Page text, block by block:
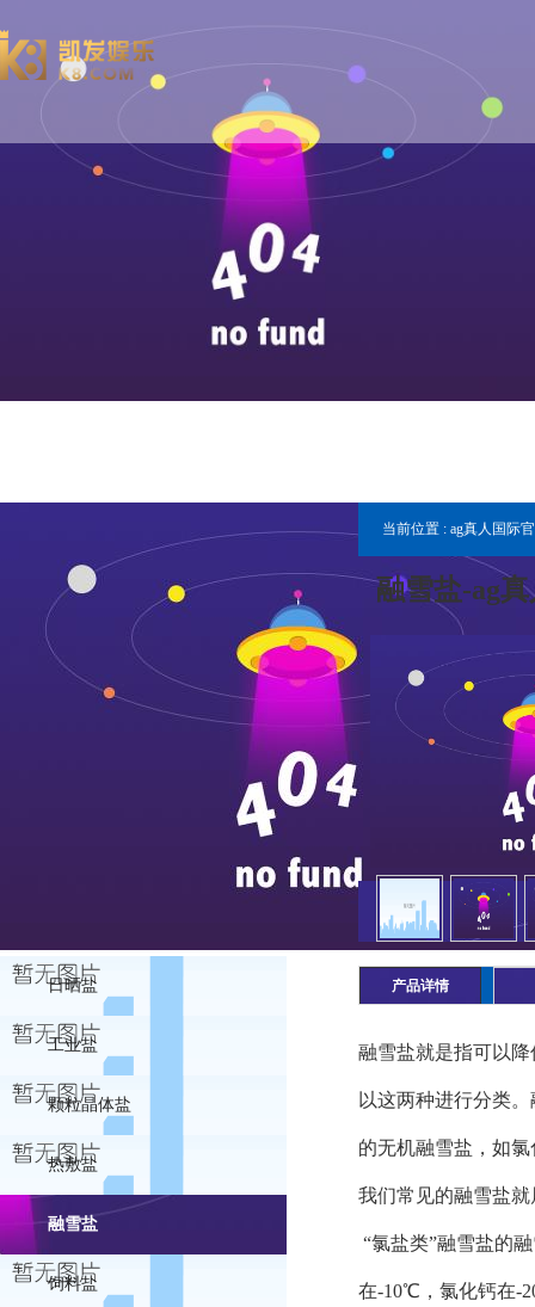
日晒盐
工业盐
颗粒晶体盐
热敷盐
融雪盐
饲料盐
当前位置 : ag真人国际
融雪盐-ag
产品详情
融雪盐就是指可以
以这两种进行分类
的无机融雪盐，如
我们常见的融雪盐
“氯盐类”融雪盐的
在-10℃，氯化钙在-